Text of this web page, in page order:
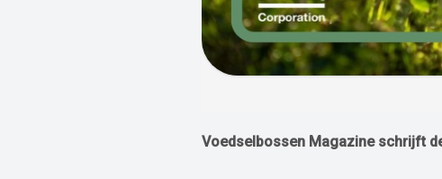
Voedselbossen Magazine schrijft